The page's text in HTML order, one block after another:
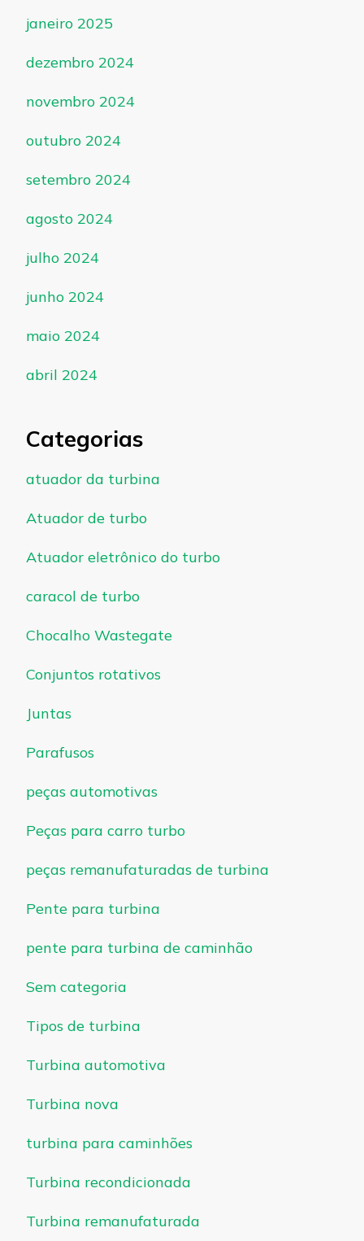
janeiro 2025
dezembro 2024
novembro 2024
outubro 2024
setembro 2024
agosto 2024
julho 2024
junho 2024
maio 2024
abril 2024
Categorias
atuador da turbina
Atuador de turbo
Atuador eletrônico do turbo
caracol de turbo
Chocalho Wastegate
Conjuntos rotativos
Juntas
Parafusos
peças automotivas
Peças para carro turbo
peças remanufaturadas de turbina
Pente para turbina
pente para turbina de caminhão
Sem categoria
Tipos de turbina
Turbina automotiva
Turbina nova
turbina para caminhões
Turbina recondicionada
Turbina remanufaturada